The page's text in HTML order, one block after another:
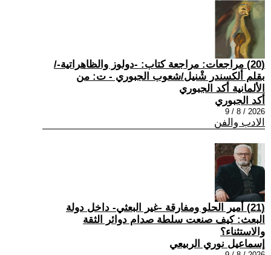
(20) مراجعات: مراجعة كتاب: -دولوز والظاهراتية-/
بقلم ألكسندر شْنيل/شعوب الجبوري - ت: من
الألمانية أكد الجبوري
أكد الجبوري
2026 / 8 / 9
الادب والفن
(21) أمير الحلو ومفارقة -غير البعثي- داخل دولة
البعث: كيف صنعت سلطة صدام دوائر الثقة
والاستثناء؟
إسماعيل نوري الربيعي